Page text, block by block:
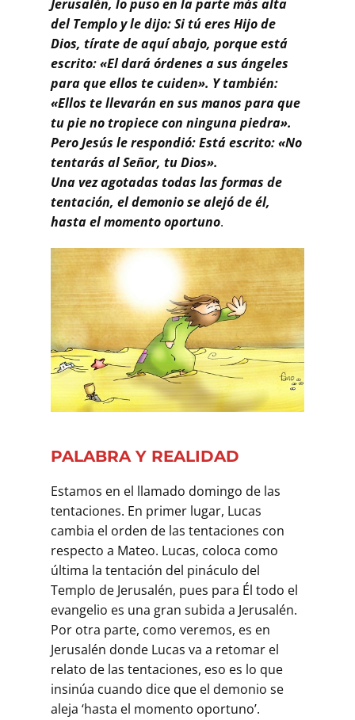
Jerusalén, lo puso en la parte más alta
del Templo y le dijo: Si tú eres Hijo de
Dios, tírate de aquí abajo, porque está
escrito: «El dará órdenes a sus ángeles
para que ellos te cuiden». Y también:
«Ellos te llevarán en sus manos para que
tu pie no tropiece con ninguna piedra».
Pero Jesús le respondió: Está escrito: «No
tentarás al Señor, tu Dios».
Una vez agotadas todas las formas de
tentación, el demonio se alejó de él,
hasta el momento oportuno.
PALABRA Y REALIDAD
Estamos en el llamado domingo de las
tentaciones. En primer lugar, Lucas
cambia el orden de las tentaciones con
respecto a Mateo. Lucas, coloca como
última la tentación del pináculo del
Templo de Jerusalén, pues para Él todo el
evangelio es una gran subida a Jerusalén.
Por otra parte, como veremos, es en
Jerusalén donde Lucas va a retomar el
relato de las tentaciones, eso es lo que
insinúa cuando dice que el demonio se
aleja ‘hasta el momento oportuno’.